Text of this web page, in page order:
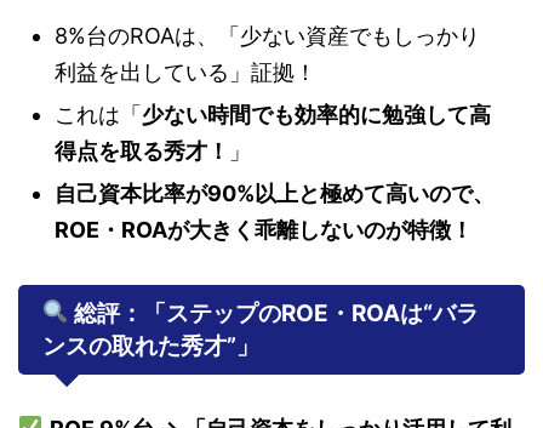
8%台のROAは、「少ない資産でもしっかり
利益を出している」証拠！
これは「少ない時間でも効率的に勉強して高
得点を取る秀才！
」
自己資本比率が90%以上と極めて高いので、
ROE・ROAが大きく乖離しないのが特徴！
総評：「ステップのROE・ROAは“バラ
ンスの取れた秀才”」